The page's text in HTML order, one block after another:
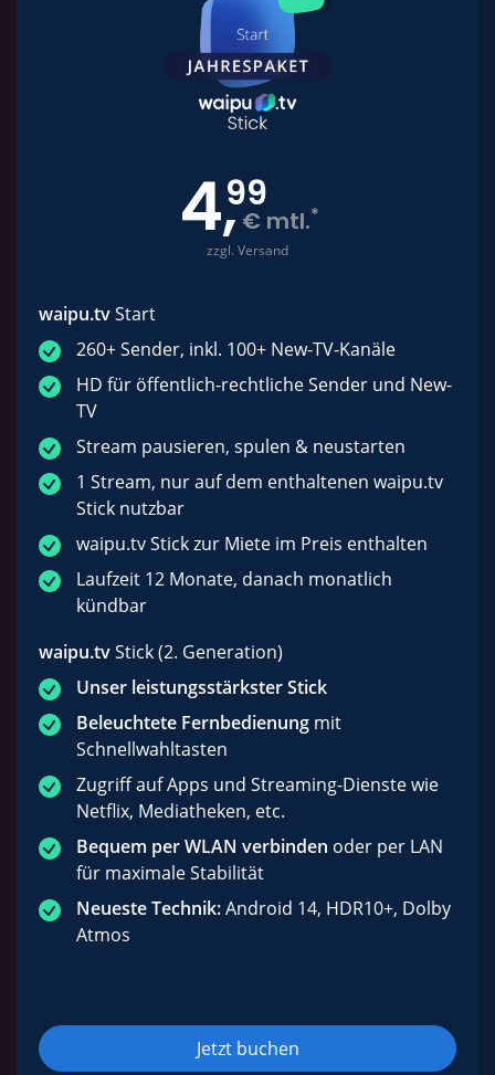
4,
99
€ mtl.*
zzgl. Versand
waipu.tvStart
260+ Sender, inkl. 100+ New-TV-Kanäle
HD für öffentlich-rechtliche Sender und New-
TV
Stream pausieren, spulen & neustarten
1 Stream, nur auf dem enthaltenen waipu.tv
Stick nutzbar
waipu.tv Stick zur Miete im Preis enthalten
Laufzeit 12 Monate, danach monatlich
kündbar
waipu.tvStick (2. Generation)
Unser leistungsstärkster Stick
Beleuchtete Fernbedienung mit
Schnellwahltasten
Zugriff auf Apps und Streaming-Dienste wie
Netflix, Mediatheken, etc.
Bequem per WLAN verbinden oder per LAN
für maximale Stabilität
Neueste Technik:Android 14, HDR10+, Dolby
Atmos
Jetzt buchen